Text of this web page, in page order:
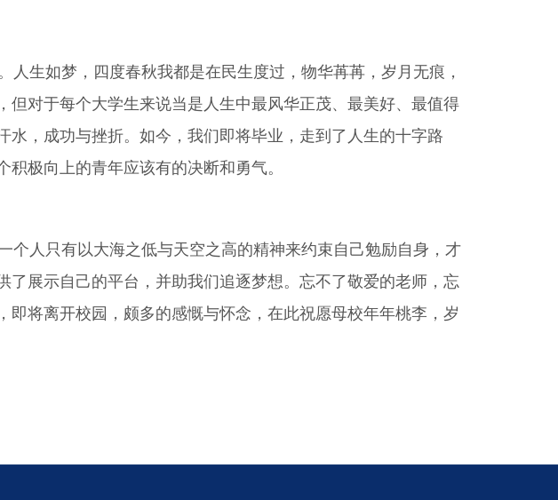
生如梦，四度春秋我都是在民生度过，物华苒苒，岁月无痕，
对于每个大学生来说当是人生中最风华正茂、最美好、最值得
，成功与挫折。如今，我们即将毕业，走到了人生的十字路
极向上的青年应该有的决断和勇气。
人只有以大海之低与天空之高的精神来约束自己勉励自身，才
展示自己的平台，并助我们追逐梦想。忘不了敬爱的老师，忘
将离开校园，颇多的感慨与怀念，在此祝愿母校年年桃李，岁